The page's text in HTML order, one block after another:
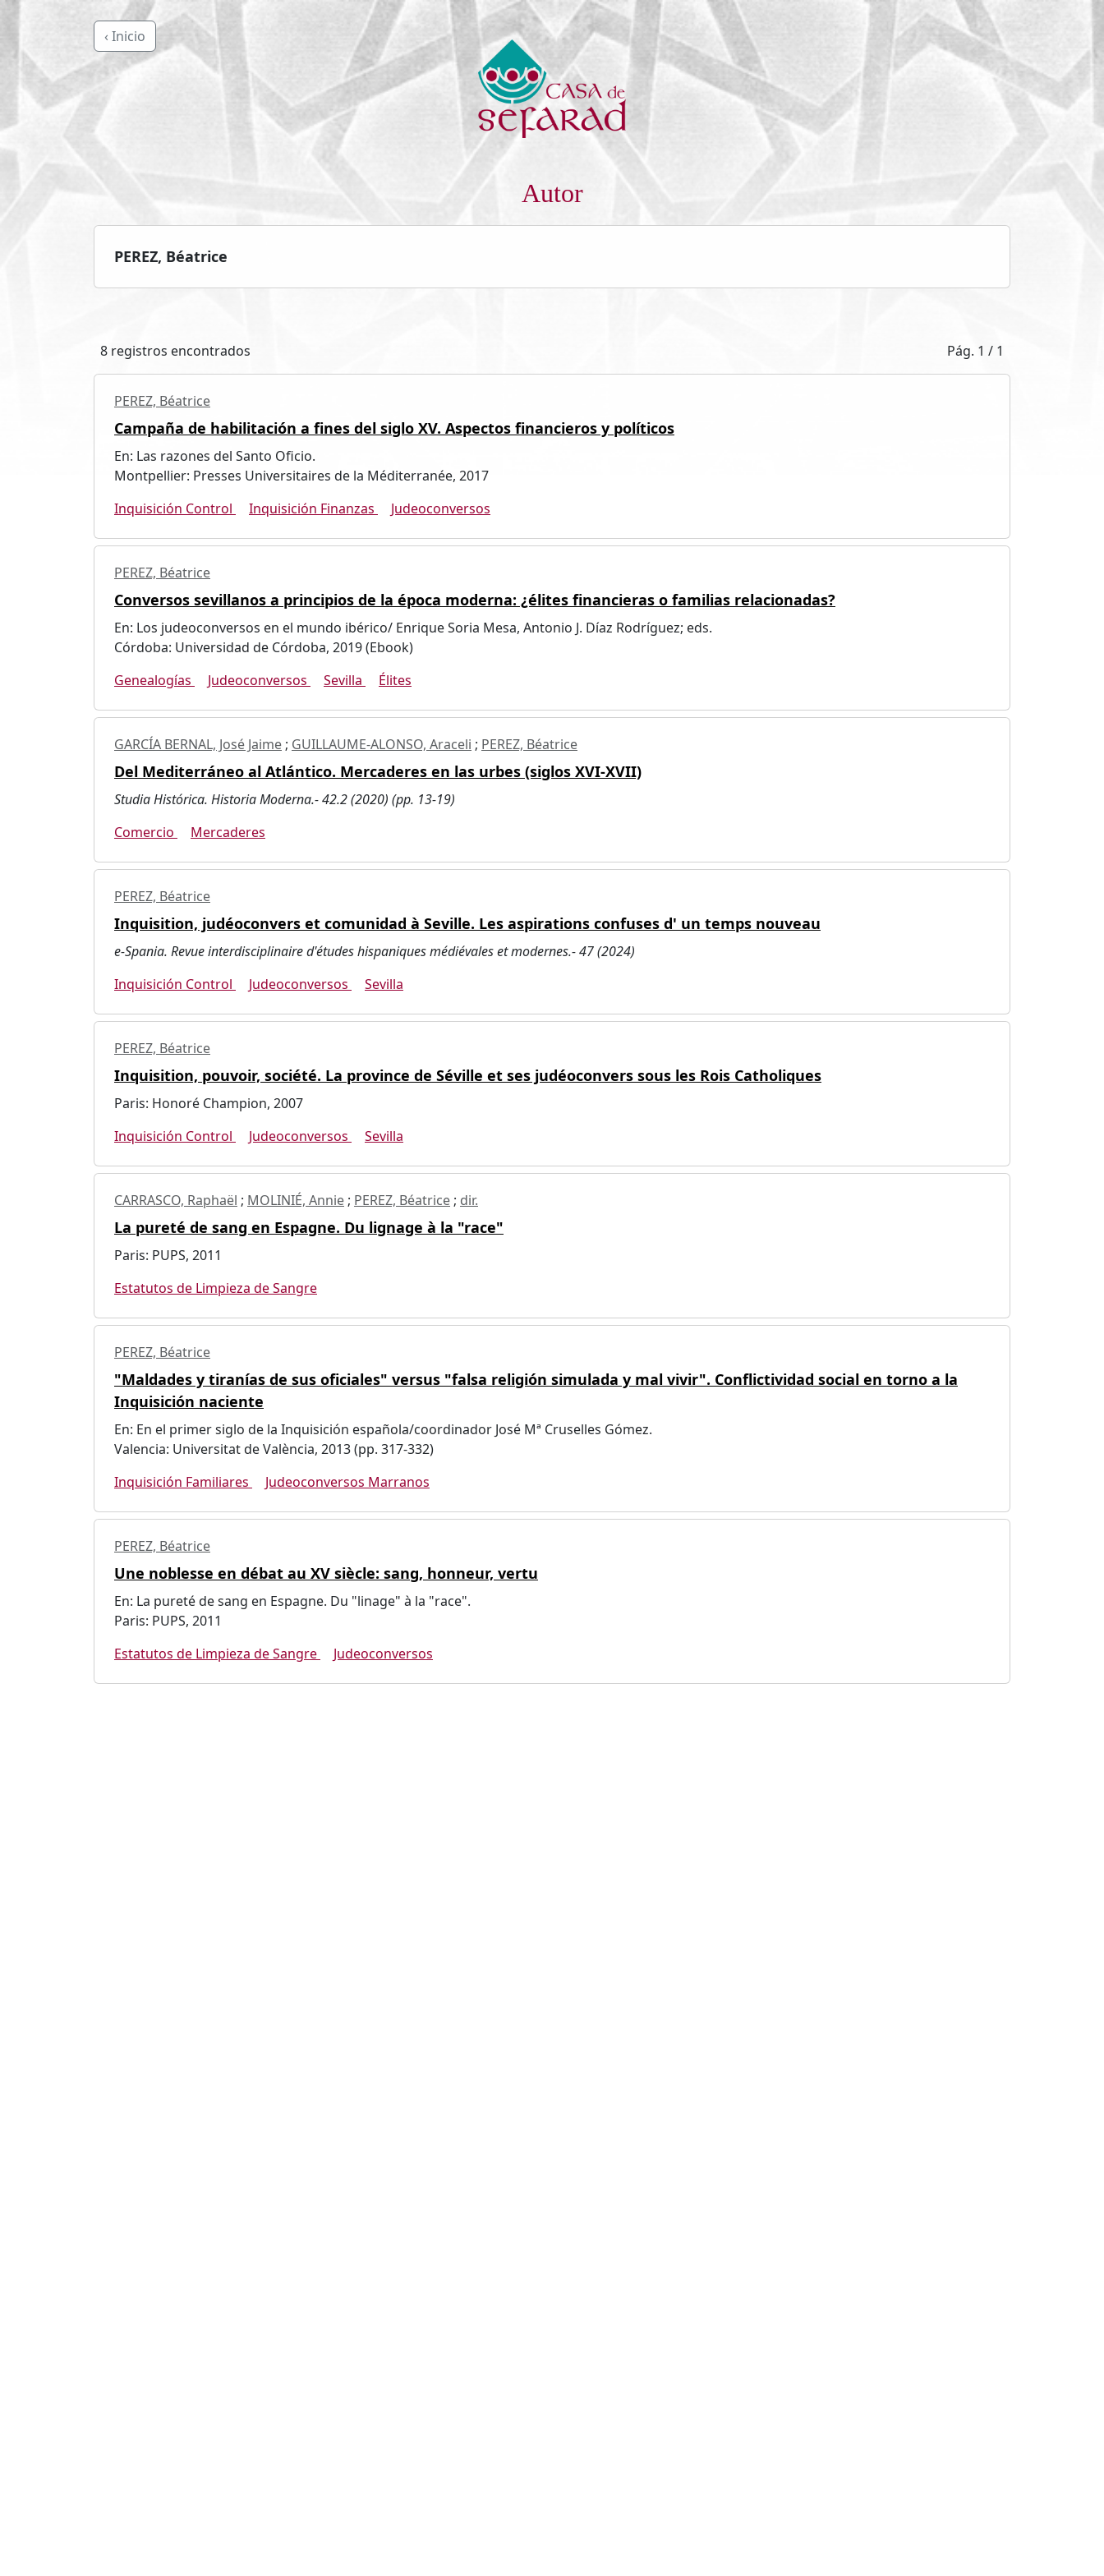
‹ Inicio
Autor
PEREZ, Béatrice
8 registros encontrados Pág. 1 / 1
PEREZ, Béatrice
Campaña de habilitación a fines del siglo XV. Aspectos financieros y políticos
En: Las razones del Santo Oficio.
Montpellier: Presses Universitaires de la Méditerranée, 2017
Inquisición Control
Inquisición Finanzas Judeoconversos
PEREZ, Béatrice
Conversos sevillanos a principios de la época moderna: ¿élites financieras o familias relacionadas?
En: Los judeoconversos en el mundo ibérico/ Enrique Soria Mesa, Antonio J. Díaz Rodríguez; eds.
Córdoba: Universidad de Córdoba, 2019 (Ebook)
Genealogías
Judeoconversos Sevilla Élites
GARCÍA BERNAL, José Jaime ; GUILLAUME-ALONSO, Araceli ; PEREZ, Béatrice
Del Mediterráneo al Atlántico. Mercaderes en las urbes (siglos XVI-XVII)
Studia Histórica. Historia Moderna.- 42.2 (2020) (pp. 13-19)
Comercio
Mercaderes
PEREZ, Béatrice
Inquisition, judéoconvers et comunidad à Seville. Les aspirations confuses d' un temps nouveau
e-Spania. Revue interdisciplinaire d'études hispaniques médiévales et modernes.- 47 (2024)
Inquisición Control
Judeoconversos Sevilla
PEREZ, Béatrice
Inquisition, pouvoir, société. La province de Séville et ses judéoconvers sous les Rois Catholiques
Paris: Honoré Champion, 2007
Inquisición Control
Judeoconversos Sevilla
CARRASCO, Raphaël ; MOLINIÉ, Annie ; PEREZ, Béatrice ; dir.
La pureté de sang en Espagne. Du lignage à la "race"
Paris: PUPS, 2011
Estatutos de Limpieza de Sangre
PEREZ, Béatrice
"Maldades y tiranías de sus oficiales" versus "falsa religión simulada y mal vivir". Conflictividad social en torno a la
Inquisición naciente
En: En el primer siglo de la Inquisición española/coordinador José Mª Cruselles Gómez.
Valencia: Universitat de València, 2013 (pp. 317-332)
Inquisición Familiares
Judeoconversos Marranos
PEREZ, Béatrice
Une noblesse en débat au XV siècle: sang, honneur, vertu
En: La pureté de sang en Espagne. Du "linage" à la "race".
Paris: PUPS, 2011
Estatutos de Limpieza de Sangre
Judeoconversos